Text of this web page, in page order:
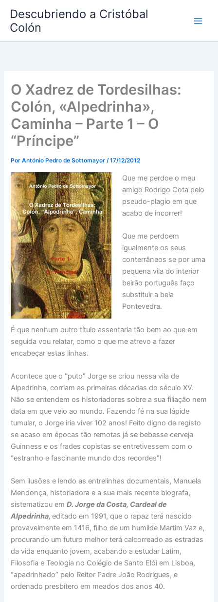
contenido
Descubriendo a Cristóbal
Colón
O Xadrez de Tordesilhas:
Colón, «Alpedrinha»,
Caminha – Parte 1 – O
“Príncipe”
PorAntónio Pedro de Sottomayor/17/12/2012
Que me perdoe o meu
amigo Rodrigo Cota pelo
pseudo-plagio em que
acabo de incorrer!
Que me perdoem
igualmente os seus
conterrâneos se por uma
pequena vila do interior
beirão português faço
substituir a bela
Pontevedra.
É que nenhum outro título assentaria tão bem ao que em
seguida vou relatar, como o que me atrevo a fazer
encabeçar estas linhas.
Acontece que o “puto” Jorge se criou nessa vila de
Alpedrinha, corriam as primeiras décadas do século XV.
Não se entendem os historiadores sobre a sua filiação nem
data em que veio ao mundo. Fazendo fé na sua lápide
tumular, o Jorge iria viver 102 anos! Feito digno de registo
se acaso em épocas tão remotas já se bebesse cerveja
Guinness e os frades copistas se entretivessem com o
“estranho e fascinante mundo dos recordes”!
Sem ilusões e lendo as entrelinhas documentais, Manuela
Mendonça, historiadora e a sua mais recente biografa,
sistematizou emD. Jorge da Costa, Cardeal de
Alpedrinha,editado em 1991, que o rapaz terá nascido
provavelmente em 1416, filho de um humilde Martim Vaz e,
procurando um futuro melhor terá calcorreado as estradas
da vida enquanto jovem, acabando a estudar Latim,
Filosofia e Teologia no Colégio de Santo Elói em Lisboa,
“apadrinhado” pelo Reitor Padre João Rodrigues, e
ordenado presbítero em meados dos anos 40.